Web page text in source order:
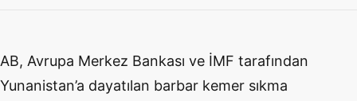
AB, Avrupa Merkez Bankası ve İMF tarafından
Yunanistan’a dayatılan barbar kemer sıkma